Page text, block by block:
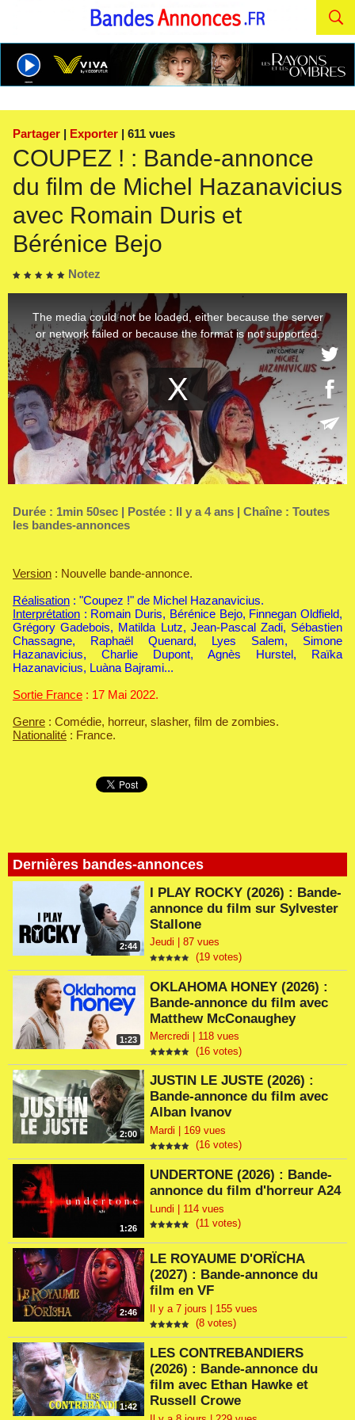
Partager | Exporter | 611 vues
COUPEZ ! : Bande-annonce
du film de Michel Hazanavicius
avec Romain Duris et
Bérénice Bejo
Notez
Dernières bandes-annonces
2:44
I PLAY ROCKY (2026) : Bande-
annonce du film sur Sylvester
Stallone
Jeudi | 87 vues
(19 votes)
1:23
OKLAHOMA HONEY (2026) :
Bande-annonce du film avec
Matthew McConaughey
Mercredi | 118 vues
(16 votes)
2:00
JUSTIN LE JUSTE (2026) :
Bande-annonce du film avec
Alban Ivanov
Mardi | 169 vues
(16 votes)
1:26
UNDERTONE (2026) : Bande-
annonce du film d'horreur A24
Lundi | 114 vues
(11 votes)
2:46
LE ROYAUME D'ORÏCHA
(2027) : Bande-annonce du
film en VF
Il y a 7 jours | 155 vues
(8 votes)
1:42
LES CONTREBANDIERS
(2026) : Bande-annonce du
film avec Ethan Hawke et
Russell Crowe
Durée : 1min 50sec | Postée : Il y a 4 ans | Chaîne : Toutes
les bandes-annonces
Version : Nouvelle bande-annonce.
Réalisation : "Coupez !" de Michel Hazanavicius.
Interprétation : Romain Duris, Bérénice Bejo, Finnegan Oldfield,
Grégory Gadebois, Matilda Lutz, Jean-Pascal Zadi, Sébastien
Chassagne, Raphaël Quenard, Lyes Salem, Simone
Hazanavicius, Charlie Dupont, Agnès Hurstel, Raïka
Hazanavicius, Luàna Bajrami...
Sortie France : 17 Mai 2022.
Genre : Comédie, horreur, slasher, film de zombies.
Nationalité : France.